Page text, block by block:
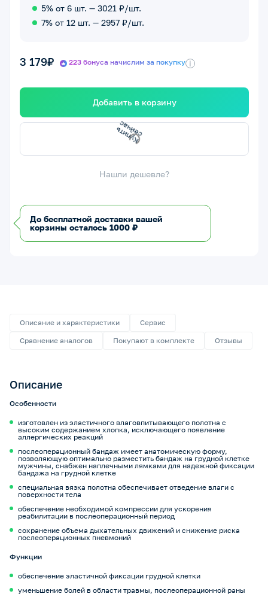
5% от 6 шт. — 3021 ₽/шт.
7% от 12 шт. — 2957 ₽/шт.
3 179₽ 223 бонуса начислим за покупку i
Добавить в корзину
К
у
п
и
т
ь
с
е
й
ч
а
с
Нашли дешевле?
До бесплатной доставки вашей
корзины осталось 1000 ₽
Описание и характеристики
Сервис
Сравнение аналогов
Покупают в комплекте Отзывы
Описание
Особенности
изготовлен из эластичного влаговпитывающего полотна с
высоким содержанием хлопка, исключающего появление
аллергических реакций
послеоперационный бандаж имеет анатомическую форму,
позволяющую оптимально разместить бандаж на грудной клетке
мужчины, снабжен наплечными лямками для надежной фиксации
бандажа на грудной клетке
специальная вязка полотна обеспечивает отведение влаги с
поверхности тела
обеспечение необходимой компрессии для ускорения
реабилитации в послеоперационный период
сохранение объема дыхательных движений и снижение риска
послеоперационных пневмоний
Функции
обеспечение эластичной фиксации грудной клетки
уменьшение болей в области травмы, послеоперационной раны